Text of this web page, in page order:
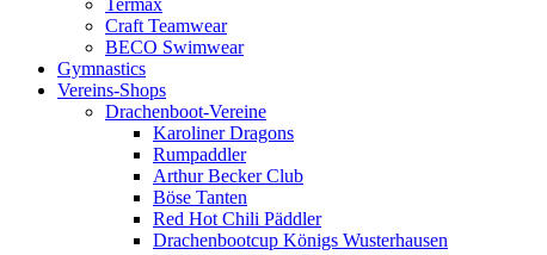
Termax
Craft Teamwear
BECO Swimwear
Gymnastics
Vereins-Shops
Drachenboot-Vereine
Karoliner Dragons
Rumpaddler
Arthur Becker Club
Böse Tanten
Red Hot Chili Päddler
Drachenbootcup Königs Wusterhausen